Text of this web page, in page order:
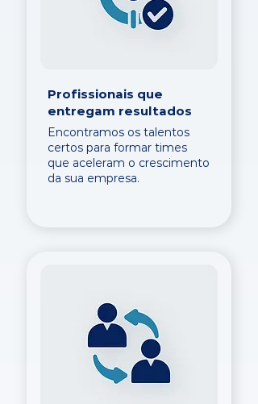
Profissionais que
entregam resultados
Encontramos os talentos
certos para formar times
que aceleram o crescimento
da sua empresa.